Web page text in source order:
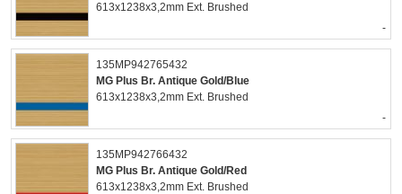
613x1238x3,2mm Ext. Brushed
-
135MP942765432
MG Plus Br. Antique Gold/Blue
613x1238x3,2mm Ext. Brushed
-
135MP942766432
MG Plus Br. Antique Gold/Red
613x1238x3,2mm Ext. Brushed